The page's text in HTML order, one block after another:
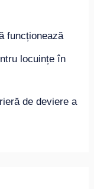
funcționează
locuințe în
de deviere a